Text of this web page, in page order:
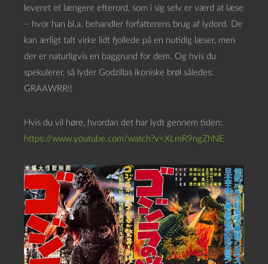
leveret et længere efterord, som i sig selv er værd at læse
– hvor han bl.a. behandler forfatterens brug af lydord. De
kan ærligt talt virke lidt fjollede på en nutidig læser, men
der er naturligvis en baggrund for dem. Og hvis du
spekulerer, så lyder Godzillas ikoniske brøl således:
GRAAWRR!!
Hvis du vil høre, hvordan det har lydt gennem tiden:
https://www.youtube.com/watch?v=XLmR9ngZhNE